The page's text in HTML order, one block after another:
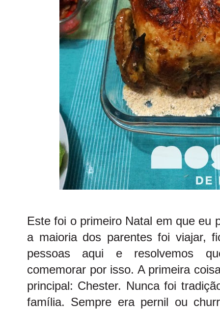
Este foi o primeiro Natal em que eu
a maioria dos parentes foi viajar,
pessoas aqui e resolvemos
comemorar por isso. A primeira
principal: Chester. Nunca foi
família. Sempre era pernil ou